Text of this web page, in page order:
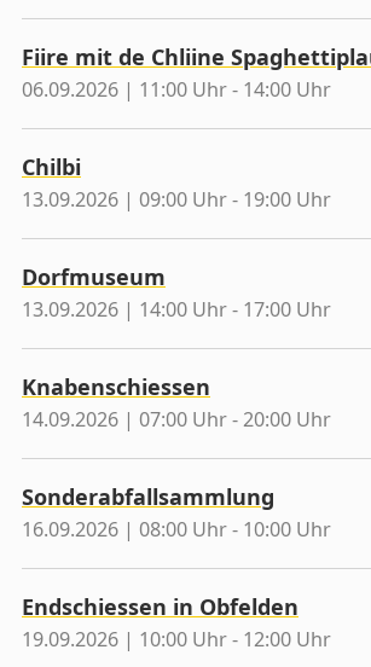
Fiire mit de Chliine
06.09.2026 | 11:00 Uhr - 14:00 Uhr
Chilbi
13.09.2026 | 09:00 Uhr - 19:00 Uhr
Dorfmuseum
13.09.2026 | 14:00 Uhr - 17:00 Uhr
Knabenschiessen
14.09.2026 | 07:00 Uhr - 20:00 Uhr
Sonderabfallsammlung
16.09.2026 | 08:00 Uhr - 10:00 Uhr
Endschiessen in Obfelden
19.09.2026 | 10:00 Uhr - 12:00 Uhr